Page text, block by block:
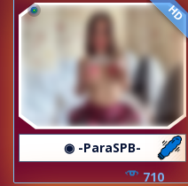
HD
◉ -ParaSPB-
710